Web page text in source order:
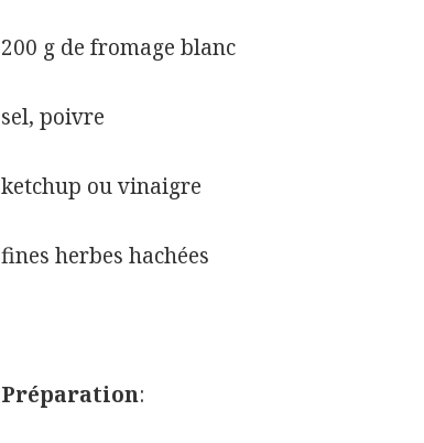
200 g de fromage blanc
sel, poivre
ketchup ou vinaigre
fines herbes hachées
Préparation: